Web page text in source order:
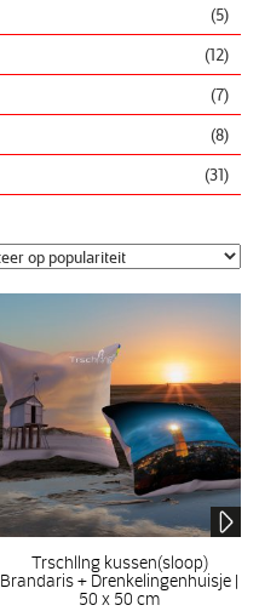
(5)
(12)
(7)
(8)
(31)
Trschllng kussen(sloop)
Brandaris + Drenkelingenhuisje |
50 x 50 cm